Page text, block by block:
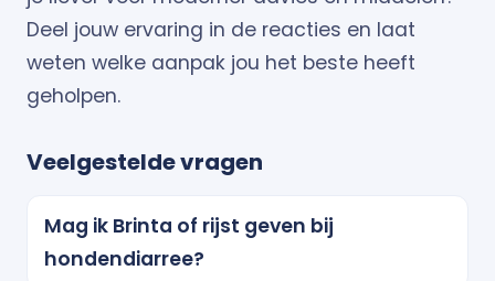
Deel jouw ervaring in de reacties en laat
weten welke aanpak jou het beste heeft
geholpen.
Veelgestelde vragen
Mag ik Brinta of rijst geven bij
hondendiarree?